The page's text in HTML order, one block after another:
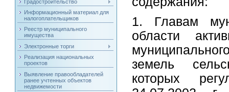
Градостроительство
Информационный материал для
налогоплательщиков
Реестр муниципального
имущества
Электронные торги
Реализация национальных
проектов
Выявление правообладателей
ранее учтенных объектов
недвижемости
1. Главам
области
земель
которых